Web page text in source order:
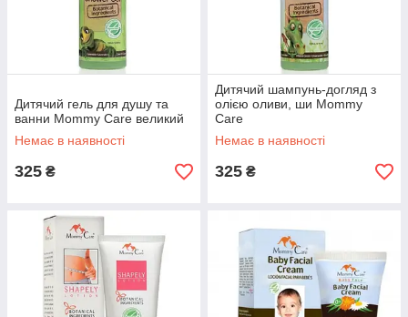
Дитячий гель для душу та
ванни Mommy Care великий
Немає в наявності
325 ₴
Дитячий шампунь-догляд з
олією оливи, ши Mommy
Care
Немає в наявності
325 ₴